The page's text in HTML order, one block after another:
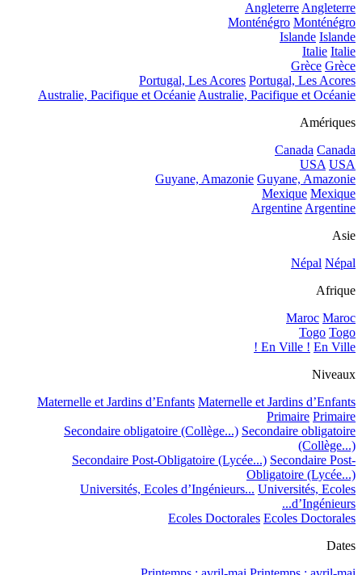
AngleterreAngleterre
Monténégro Monténégro
Islande Islande
Italie Italie
Grèce Grèce
Portugal, Les Acores Portugal, Les Acores
Australie, Pacifique et OcéanieAustralie, Pacifique et Océanie
Amériques
Canada Canada
USA USA
Guyane, Amazonie Guyane, Amazonie
Mexique Mexique
ArgentineArgentine
Asie
Népal Népal
Afrique
Maroc Maroc
Togo Togo
En Ville ! En Ville !
Niveaux
Maternelle et Jardins d’Enfants Maternelle et Jardins d’Enfants
Primaire Primaire
Secondaire obligatoire (Collège...) Secondaire obligatoire
(Collège...)
Secondaire Post-Obligatoire (Lycée...) Secondaire Post-
Obligatoire (Lycée...)
Universités, Ecoles d’Ingénieurs... Universités, Ecoles
d’Ingénieurs...
Ecoles Doctorales Ecoles Doctorales
Dates